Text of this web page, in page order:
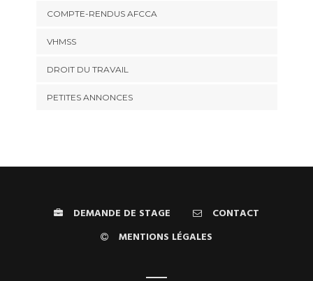
COMPTE-RENDUS AFCCA
VHMSS
DROIT DU TRAVAIL
PETITES ANNONCES
DEMANDE DE STAGE
CONTACT
MENTIONS LÉGALES